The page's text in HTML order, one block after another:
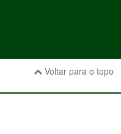
Voltar para o topo